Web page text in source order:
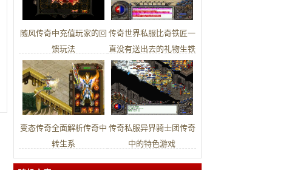
随风传奇中充值玩家的回
馈玩法
传奇世界私服比奇铁匠一
直没有送出去的礼物生铁
戒指
变态传奇全面解析传奇中
转生系
传奇私服异界骑士团传奇
中的特色游戏